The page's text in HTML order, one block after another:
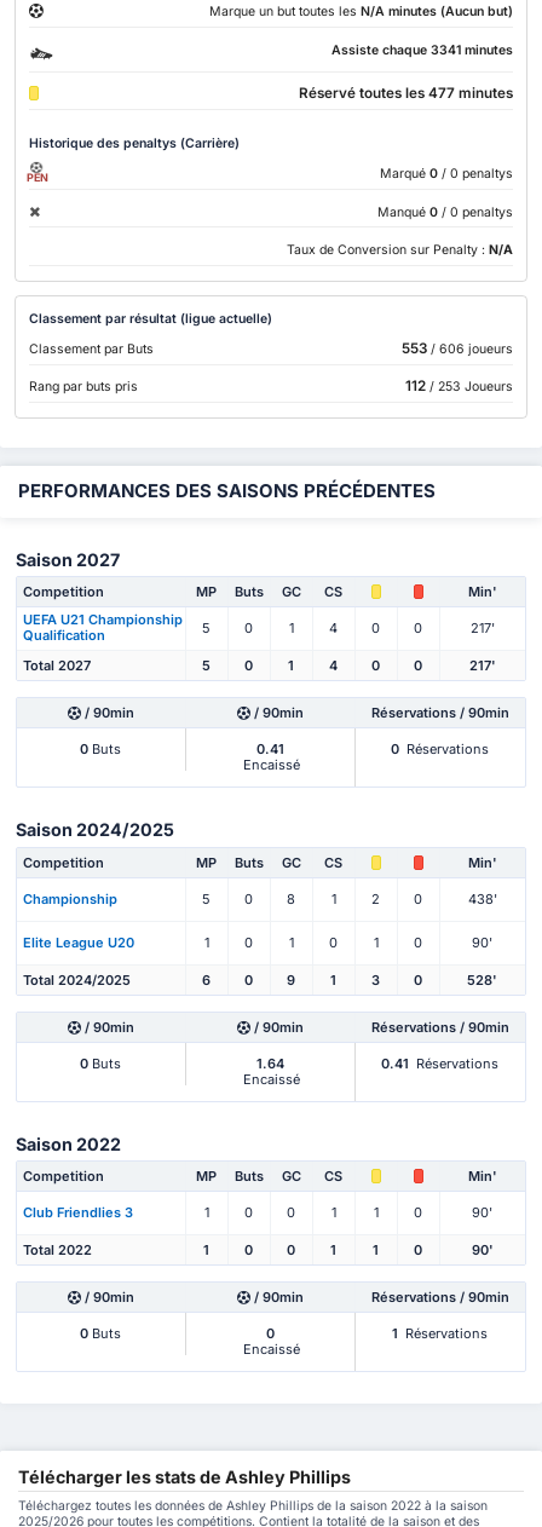
Marque un but toutes les N/A minutes (Aucun but)
Assiste chaque 3341 minutes
Réservé toutes les 477 minutes
Historique des penaltys (Carrière)
PEN Marqué 0 / 0 penaltys
Manqué 0 / 0 penaltys
Taux de Conversion sur Penalty : N/A
Classement par résultat (ligue actuelle)
Classement par Buts
553/ 606 joueurs
Rang par buts pris 112/ 253 Joueurs
PERFORMANCES DES SAISONS PRÉCÉDENTES
Saison 2027
Competition MP Buts GC CS
Min'
UEFA U21 Championship
Qualification
5 0 1 4 0 0 217'
Total 2027 5 0 1 4 0 0 217'
/ 90min / 90min Réservations / 90min
0 Buts
0.41
Encaissé
0 Réservations
Saison 2024/2025
Competition MP Buts GC CS Min'
Championship 5 0 8 1 2 0 438'
Elite League U20 1 0 1 0 1 0 90'
Total 2024/2025 6 0 9 1 3 0 528'
/ 90min / 90min Réservations / 90min
0 Buts
1.64
Encaissé
0.41 Réservations
Saison 2022
Competition MP Buts GC CS Min'
Club Friendlies 3 1 0 0 1 1 0 90'
Total 2022 1 0 0 1 1 0 90'
/ 90min / 90min Réservations / 90min
0 Buts
0
Encaissé
1 Réservations
Télécharger les stats de Ashley Phillips
Téléchargez toutes les données de Ashley Phillips de la saison 2022 à la saison
2025/2026 pour toutes les compétitions. Contient la totalité de la saison et des